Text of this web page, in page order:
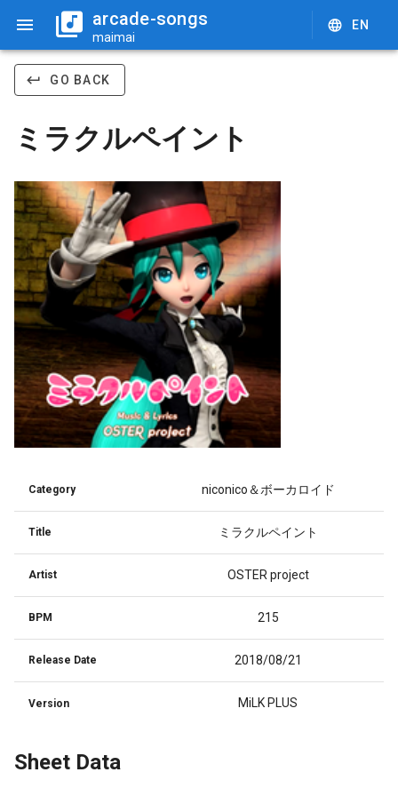
arcade-songs
maimai
EN
GO BACK
ミラクルペイント
Category niconico＆ボーカロイド
Title ミラクルペイント
Artist OSTER project
BPM 215
Release Date 2018/08/21
Version MiLK PLUS
Sheet Data